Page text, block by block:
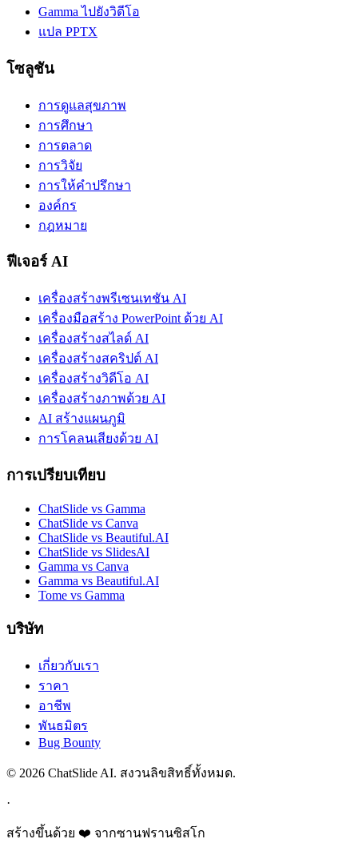
Gamma ไปยังวิดีโอ
แปล PPTX
โซลูชัน
การดูแลสุขภาพ
การศึกษา
การตลาด
การวิจัย
การให้คำปรึกษา
องค์กร
กฎหมาย
ฟีเจอร์ AI
เครื่องสร้างพรีเซนเทชัน AI
เครื่องมือสร้าง PowerPoint ด้วย AI
เครื่องสร้างสไลด์ AI
เครื่องสร้างสคริปต์ AI
เครื่องสร้างวิดีโอ AI
เครื่องสร้างภาพด้วย AI
AI สร้างแผนภูมิ
การโคลนเสียงด้วย AI
การเปรียบเทียบ
ChatSlide vs Gamma
ChatSlide vs Canva
ChatSlide vs Beautiful.AI
ChatSlide vs SlidesAI
Gamma vs Canva
Gamma vs Beautiful.AI
Tome vs Gamma
บริษัท
เกี่ยวกับเรา
ราคา
อาชีพ
พันธมิตร
Bug Bounty
© 2026 ChatSlide AI. สงวนลิขสิทธิ์ทั้งหมด.
·
สร้างขึ้นด้วย ❤️ จากซานฟรานซิสโก